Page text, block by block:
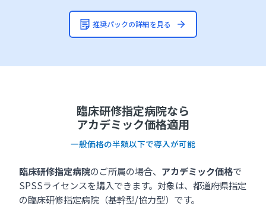
推奨パックの詳細を見る
臨床研修指定病院なら
アカデミック価格適用
一般価格の半額以下で導入が可能
臨床研修指定病院のご所属の場合、 アカデミック価格で
SPSSライセンスを購入できます。対象は、都道府県指定
の臨床研修指定病院（基幹型/協力型）です。